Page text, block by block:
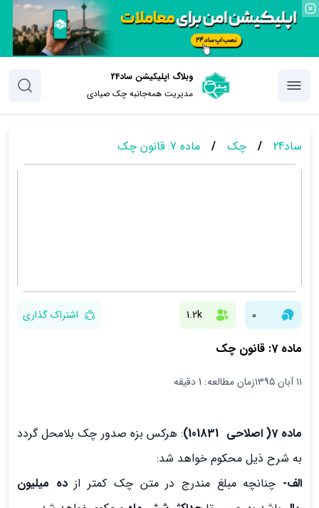
وبلاگ اپلیکیشن ساد24
مدیریت همه‌جانبه چک‌ صیادی
ساد24 / چک / ماده 7: قانون چک
0
1.2k اشتراک گذاری
ماده 7: قانون چک
۱۱ آبان ۱۳۹۵ زمان مطالعه: 1 دقیقه
ماده 7( اصلاحي 101831)
: هرکس بزه صدور چک بلامحل گردد
به شرح ذيل محکوم خواهد شد:
الف- چنانچه مبلغ مندرج در متن چک کمتر ازده ميليون